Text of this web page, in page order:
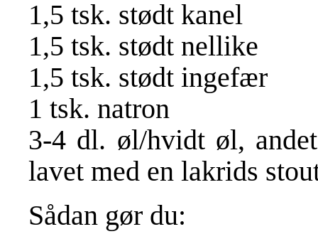
1,5 tsk. stødt kanel
1,5 tsk. stødt nellike
1,5 tsk. stødt ingefær
1 tsk. natron
3-4 dl. øl/hvidt øl,
lavet med en lakrids
Sådan gør du: